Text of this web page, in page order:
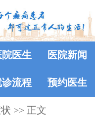
院医生 医院新闻
诊流程 预约医生
>> 正文